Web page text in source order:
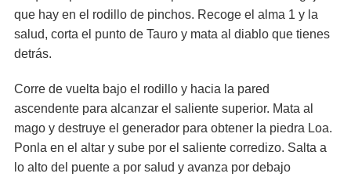
que hay en el rodillo de pinchos. Recoge el alma 1 y la
salud, corta el punto de Tauro y mata al diablo que tienes
detrás.
Corre de vuelta bajo el rodillo y hacia la pared
ascendente para alcanzar el saliente superior. Mata al
mago y destruye el generador para obtener la piedra Loa.
Ponla en el altar y sube por el saliente corredizo. Salta a
lo alto del puente a por salud y avanza por debajo